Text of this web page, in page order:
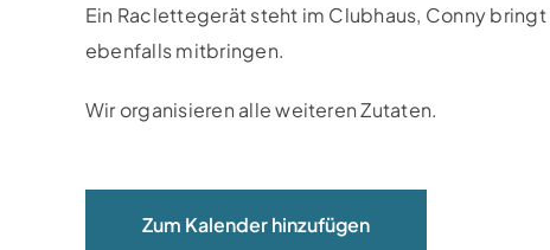
Ein Raclettegerät steht im Clubhaus, Conny
ebenfalls mitbringen.
Wir organisieren alle weiteren Zutaten.
Zum Kalender hinzufügen